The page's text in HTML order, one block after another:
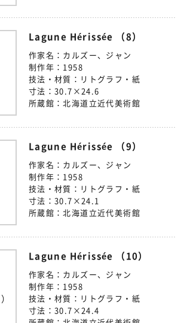
Lagune Hérissée （8）
作家名： カルズー、ジャン
制作年： 1958
技法・材質： リトグラフ・紙
寸法： 30.7×24.6
所蔵館：北海道立近代美術館
Lagune Hérissée （9）
作家名： カルズー、ジャン
制作年： 1958
技法・材質： リトグラフ・紙
寸法： 30.7×24.1
所蔵館：北海道立近代美術館
Lagune Hérissée （10）
作家名： カルズー、ジャン
制作年： 1958
技法・材質： リトグラフ・紙
寸法： 30.7×24.4